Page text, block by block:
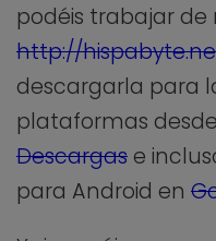
podéis trabajar
http://
descargarla para
plataformas
Descargase
para Android en